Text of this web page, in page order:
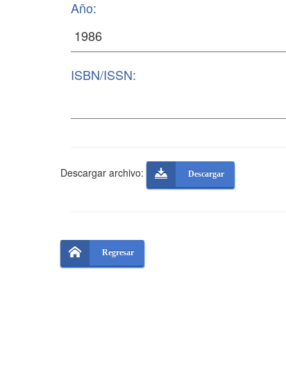
Año:
ISBN/ISSN:
Descargar archivo: Descargar
Regresar